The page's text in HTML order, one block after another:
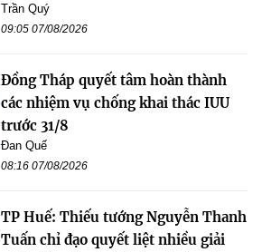
Trần Quý
09:05 07/08/2026
Đồng Tháp quyết tâm hoàn thành
các nhiệm vụ chống khai thác IUU
trước 31/8
Đan Quế
08:16 07/08/2026
TP Huế: Thiếu tướng Nguyễn Thanh
Tuấn chỉ đạo quyết liệt nhiều giải